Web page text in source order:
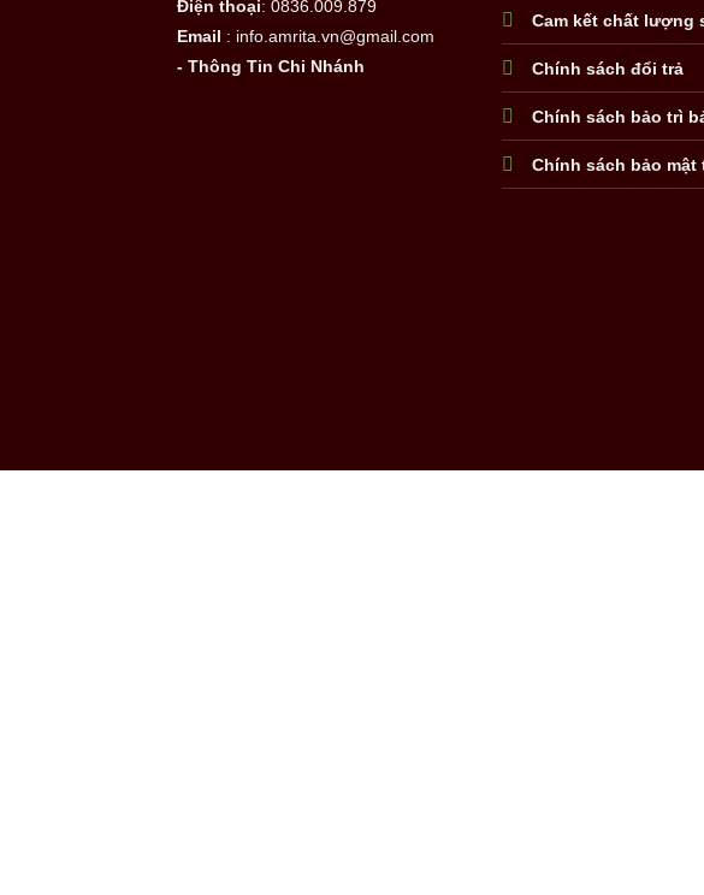
Điện thoại: 0836.009.879
Email
: info.amrita.vn@gmail.com
- Thông Tin Chi Nhánh
Cam kết chất lượng
Chính sách đổi trả
Chính sách bảo trì
Chính sách bảo mật